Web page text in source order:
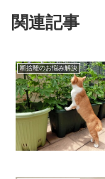
関連記事
断捨離のお悩み解決